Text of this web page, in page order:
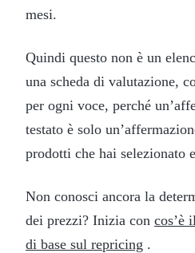
mesi.
Quindi questo non è un
una scheda di valutazione,
per ogni voce, perché
testato è solo
prodotti che hai selezionato
Non conosci ancora la
dei prezzi? Inizia con cos’è
di base sul repricing .